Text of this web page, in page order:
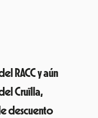
RACC y aún
Cruïlla,
descuento